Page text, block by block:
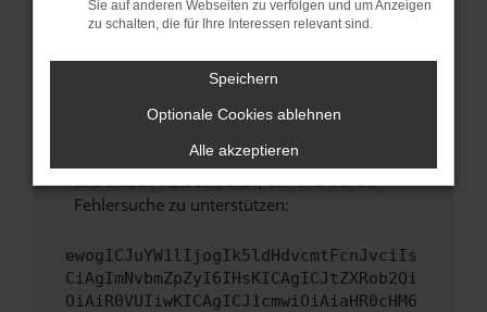
Sicherheitsrisiko, sondern kann auch dazu
führen, dass bestimmte Funktionen nicht mehr
Wende dich an den Webseitenbetreiber.
Wenn du alle oben genannten Schritte versucht
versuchen, das Problem zu beheben. Du kannst
uns diesen Text schicken, um uns bei der
Fehlersuche zu unterstützen:
ewogICJuYW1lIjogIk5ldHdvcmtFcnJvciIs
CiAgImNvbmZpZyI6IHsKICAgICJtZXRob2Qi
OiAiR0VUIiwKICAgICJ1cmwiOiAiaHR0cHM6
Sie auf anderen Webseiten zu verfolgen und um Anzeigen
zu schalten, die für Ihre Interessen relevant sind.
Speichern
Optionale Cookies ablehnen
Alle akzeptieren